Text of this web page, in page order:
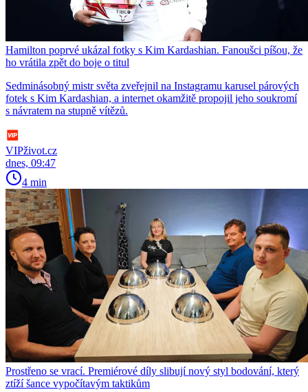
Hamilton poprvé ukázal fotky s Kim Kardashian. Fanoušci píšou, že
ho vrátila zpět do boje o titul
Sedminásobný mistr světa zveřejnil na Instagramu karusel párových
fotek s Kim Kardashian, a internet okamžitě propojil jeho soukromí
s návratem na stupně vítězů.
VIPživot.cz
dnes, 09:47
4 min
Prostřeno se vrací. Premiérové díly slibují nový styl bodování, který
ztíží šance vypočítavým taktikům